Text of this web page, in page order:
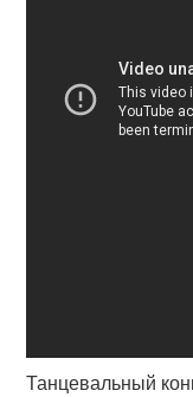
Танцевальный